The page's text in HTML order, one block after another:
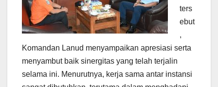
ters
ebut
,
Komandan Lanud menyampaikan apresiasi serta
menyambut baik sinergitas yang telah terjalin
selama ini. Menurutnya, kerja sama antar instansi